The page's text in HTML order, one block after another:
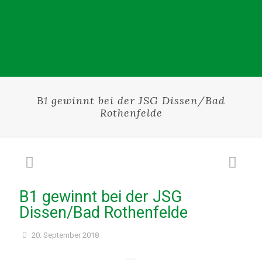
B1 gewinnt bei der JSG Dissen/Bad
Rothenfelde
B1 gewinnt bei der JSG
Dissen/Bad Rothenfelde
20. September 2018